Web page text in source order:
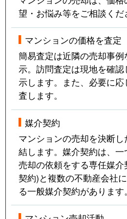
望・お悩み等をご相談くだ
マンションの価格を査定
簡易査定は近隣の売却事
示。訪問査定は現地を確
示します。また、必要に
査します。
媒介契約
マンションの売却を決断
結します。媒介契約は、
売却の依頼をする専任媒
契約)と複数の不動産会社
る一般媒介契約があります。